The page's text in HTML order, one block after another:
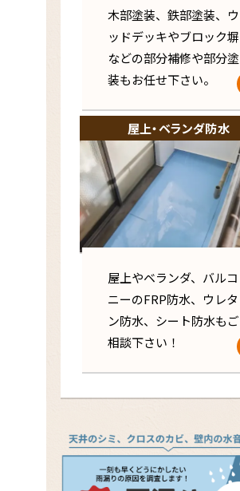
木部塗装、鉄部塗装、ウ
ッドデッキやブロック塀
などの部分補修や部分塗
装もお任せ下さい。
屋上・ベランダ防水
屋上やベランダ、バルコ
ニーのFRP防水、ウレタ
ン防水、シート防水もご
相談下さい！